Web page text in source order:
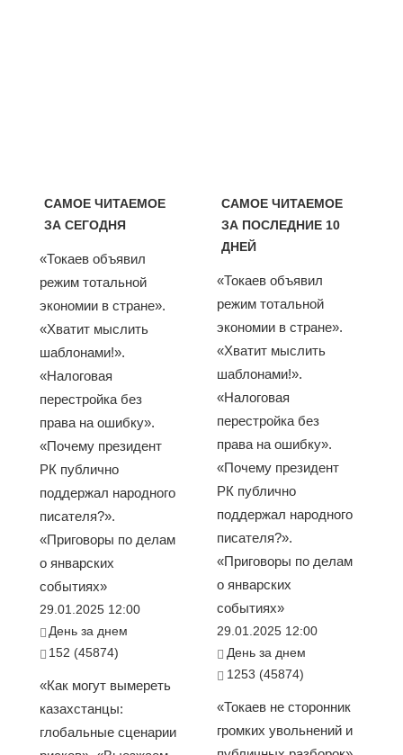
САМОЕ ЧИТАЕМОЕ
ЗА СЕГОДНЯ
«Токаев объявил
режим тотальной
экономии в стране».
«Хватит мыслить
шаблонами!».
«Налоговая
перестройка без
права на ошибку».
«Почему президент
РК публично
поддержал народного
писателя?».
«Приговоры по делам
о январских
событиях»
29.01.2025 12:00
День за днем
152 (45874)
«Как могут вымереть
казахстанцы:
глобальные сценарии
САМОЕ ЧИТАЕМОЕ
ЗА ПОСЛЕДНИЕ 10
ДНЕЙ
«Токаев объявил
режим тотальной
экономии в стране».
«Хватит мыслить
шаблонами!».
«Налоговая
перестройка без
права на ошибку».
«Почему президент
РК публично
поддержал народного
писателя?».
«Приговоры по делам
о январских
событиях»
29.01.2025 12:00
День за днем
1253 (45874)
«Токаев не сторонник
громких увольнений и